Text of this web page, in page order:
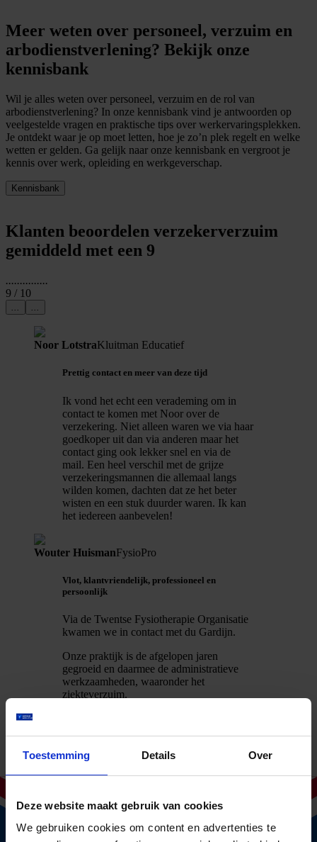
Toestemming Details Over
Deze website maakt gebruik van cookies
We gebruiken cookies om content en advertenties te
Meer weten over personeel, verzuim en
arbodienstverlening? Bekijk onze
kennisbank
Wil je alles weten over personeel, verzuim en de rol van
arbodienstverlening? In onze kennisbank vind je antwoorden op
veelgestelde vragen en praktische tips over werkervaringsplekken.
Je ontdekt waar je op moet letten, hoe je zo’n plek regelt en welke
wetten er gelden. Ga gelijk naar onze kennisbank en vergroot je
kennis over werk, opleiding en werkgeverschap.
Kennisbank
Klanten beoordelen verzekerverzuim
gemiddeld met een 9
...............
9 / 10
... ...
Noor LotstraKluitman Educatief
Prettig contact en meer van deze tijd
Ik vond het echt een verademing om in
contact te komen met Noor over de
verzekering. Niet alleen waren we via haar
goedkoper uit dan via anderen maar het
contact ging ook lekker snel en via de
mail. Een heel verschil met de grijze
verzekeringsmannen die allemaal langs
wilden komen, dachten dat ze het beter
wisten en een stuk duurder waren. Ik kan
het iedereen aanbevelen!
Wouter HuismanFysioPro
Vlot, klantvriendelijk, professioneel en
persoonlijk
Via de Twentse Fysiotherapie Organisatie
kwamen we in contact met du Gardijn.
Onze praktijk is de afgelopen jaren
gegroeid en daarmee de administratieve
werkzaamheden, waaronder het
ziekteverzuim.
kennismakingsgesprek.
klantvriendelijk en professioneel en wij